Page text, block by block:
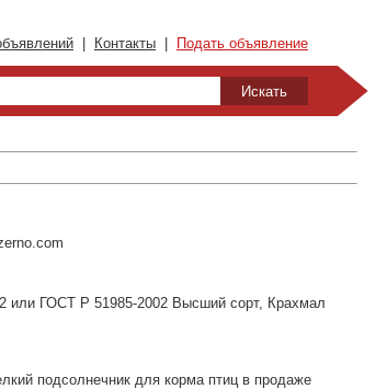
Контакты Подать объявление
или ГОСТ Р 51985-2002 Высший сорт, Крахмал
подсолнечник для корма птиц в продаже